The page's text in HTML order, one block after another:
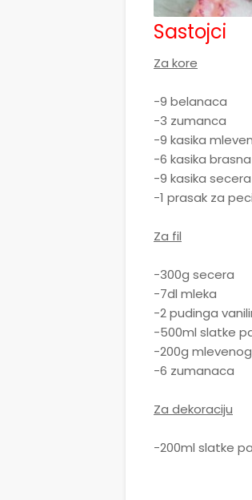
Sastojci
Za kore
-9 belanaca
-3 zumanca
-9 kasika
-6 kasika brasna
-9 kasika secera
-1 prasak za
Za fil
-300g secera
-7dl mleka
-2 pudinga
-500ml slatke
-200g
-6 zumanaca
Za dekoraciju
-200ml slatke